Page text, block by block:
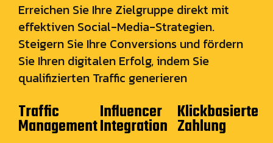
Erreichen Sie Ihre Zielgruppe direkt mit
effektiven Social-Media-Strategien.
Steigern Sie Ihre Conversions und fördern
Sie Ihren digitalen Erfolg, indem Sie
qualifizierten Traffic generieren
Traffic
Management
Influencer
Integration
Klickbasierte
Zahlung